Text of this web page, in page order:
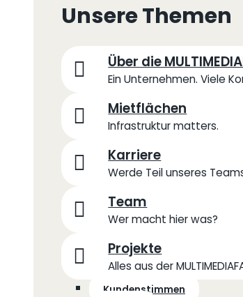
Unsere Themen
Über die
Ein Unternehmen. Viele
Mietflächen
Infrastruktur matters.
Karriere
Werde Teil unseres
Team
Wer macht hier was?
Projekte
Alles aus der
Kundenstimmen